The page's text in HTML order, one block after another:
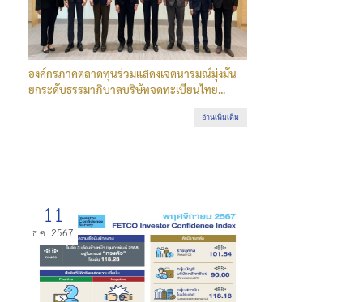
องค์กรภาคตลาดทุนร่วมแสดงเจตนารมณ์มุ่งมั่น
ยกระดับธรรมาภิบาลบริษัทจดทะเบียนไทย...
อ่านเพิ่มเติม
11
ธ.ค. 2567